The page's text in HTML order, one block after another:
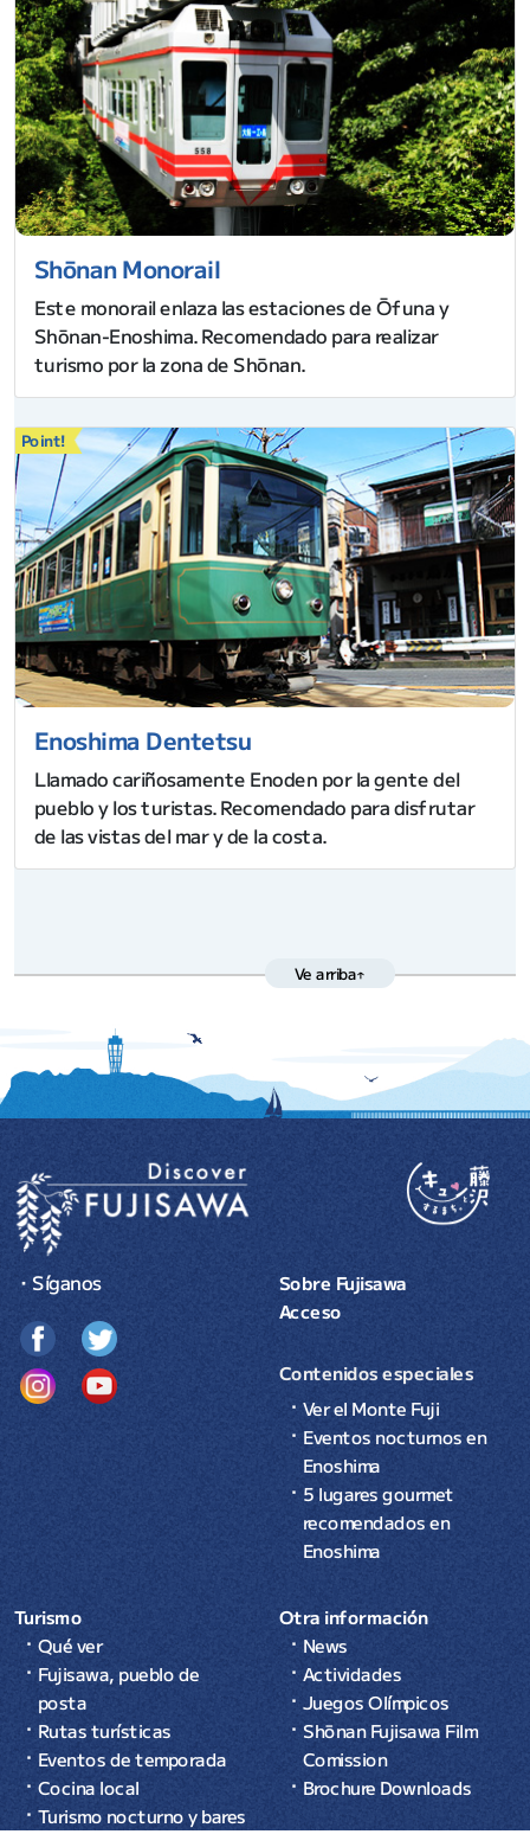
Shōnan Monorail
Este monorail enlaza las estaciones de Ōfuna y
Shōnan-Enoshima. Recomendado para realizar
turismo por la zona de Shōnan.
Point!
Enoshima Dentetsu
Llamado cariñosamente Enoden por la gente del
pueblo y los turistas. Recomendado para disfrutar
de las vistas del mar y de la costa.
Ve arriba↑
Sobre Fujisawa
Acceso
Contenidos especiales
Ver el Monte Fuji
Eventos nocturnos en
Enoshima
5 lugares gourmet
recomendados en
Enoshima
Turismo
Qué ver
Fujisawa, pueblo de
posta
Rutas turísticas
Eventos de temporada
Cocina local
Turismo nocturno y bares
Otra información
News
Actividades
Juegos Olímpicos
Shōnan Fujisawa Film
Comission
Brochure Downloads
・Síganos